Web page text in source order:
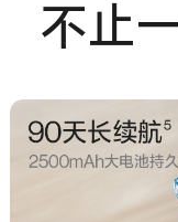
不止